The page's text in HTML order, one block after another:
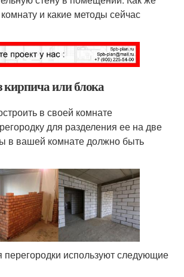
и какие методы сейчас
кирпича или блока
в своей комнате
для разделения ее на две
в вашей комнате должно быть
перегородки используют следующие